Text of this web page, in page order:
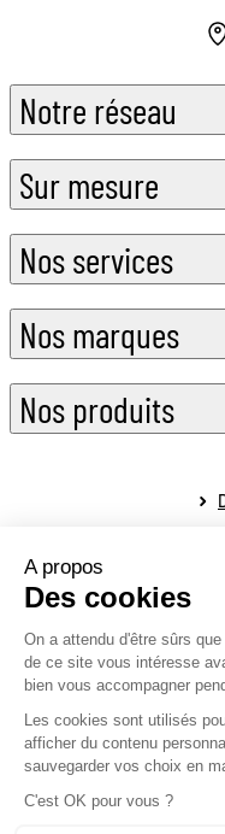
Notre réseau
Sur mesure
Nos services
Nos marques
Nos produits
Mentions
Politique de